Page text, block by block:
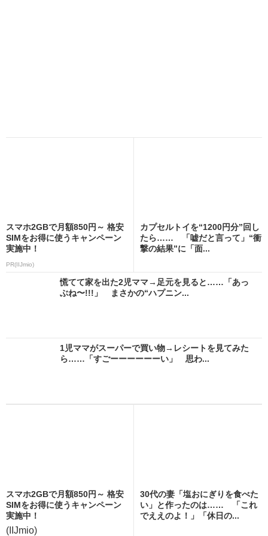
スマホ2GBで月額850円～ 格安
SIMをお得に使うキャンペーン
実施中！
PR(IIJmio)
カプセルトイを“1200円分”回し
たら…… 「嘘だと言って」“衝
撃の結果”に「面...
慌てて家を出た2児ママ→足元を見ると……「あっ
ぶね〜!!!」 まさかの“ハプニン...
1児ママがスーパーで買い物→レシートを見てみた
ら……「すごーーーーーーい」 思わ...
スマホ2GBで月額850円～ 格安
SIMをお得に使うキャンペーン
実施中！
(IIJmio)
30代の妻「塩おにぎりを食べた
い」と作ったのは…… 「これ
でええのよ！」「休日の...